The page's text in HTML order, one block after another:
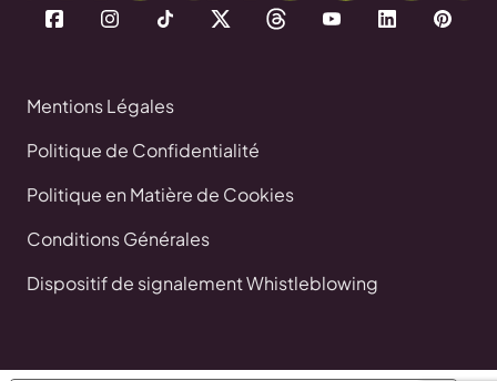
Mentions Légales
Politique de Confidentialité
Politique en Matière de Cookies
Conditions Générales
Dispositif de signalement Whistleblowing